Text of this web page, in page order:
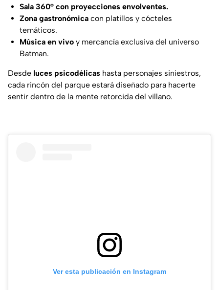
Sala 360° con proyecciones envolventes.
Zona gastronómica con platillos y cócteles
temáticos.
Música en vivo y mercancía exclusiva del universo
Batman.
Desde luces psicodélicas hasta personajes siniestros,
cada rincón del parque estará diseñado para hacerte
sentir dentro de la mente retorcida del villano.
Ver esta publicación en Instagram